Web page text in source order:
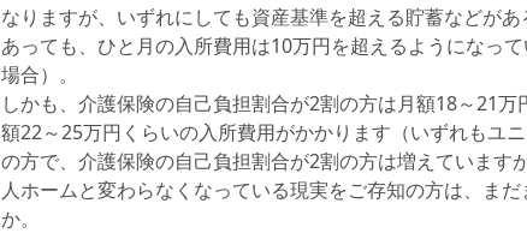
なりますが、いずれにしても資産基準を超える貯蓄などが
あっても、ひと月の入所費用は10万円を超えるようになっ
場合）。
しかも、介護保険の自己負担割合が2割の方は月額18～21万
額22～25万円くらいの入所費用がかかります（いずれもユ
の方で、介護保険の自己負担割合が2割の方は増えています
人ホームと変わらなくなっている現実をご存知の方は、ま
か。